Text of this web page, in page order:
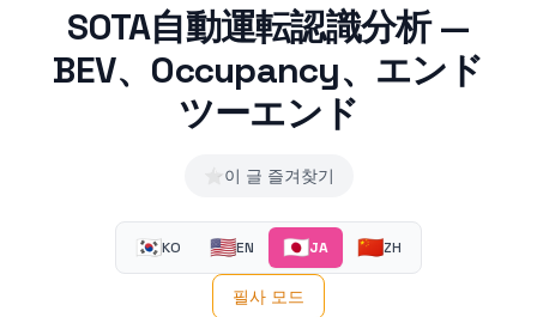
SOTA自動運転認識分析 —
BEV、Occupancy、エンド
ツーエンド
⭐이 글 즐겨찾기
🇰🇷KO 🇺🇸EN 🇯🇵JA 🇨🇳ZH
필사 모드